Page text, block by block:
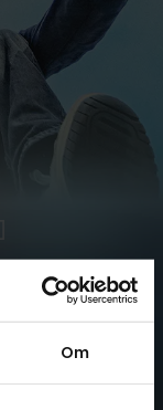
Om
i